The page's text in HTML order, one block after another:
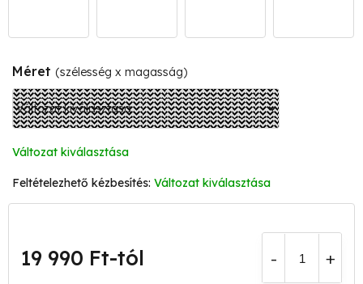
Méret (szélesség x magasság)
Változat kiválasztása
Változat kiválasztása
19 990 Ft-tól